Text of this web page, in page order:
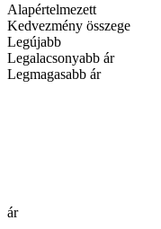
Alapértelmezett
Kedvezmény összege
Legújabb
Legalacsonyabb ár
Legmagasabb ár
ár